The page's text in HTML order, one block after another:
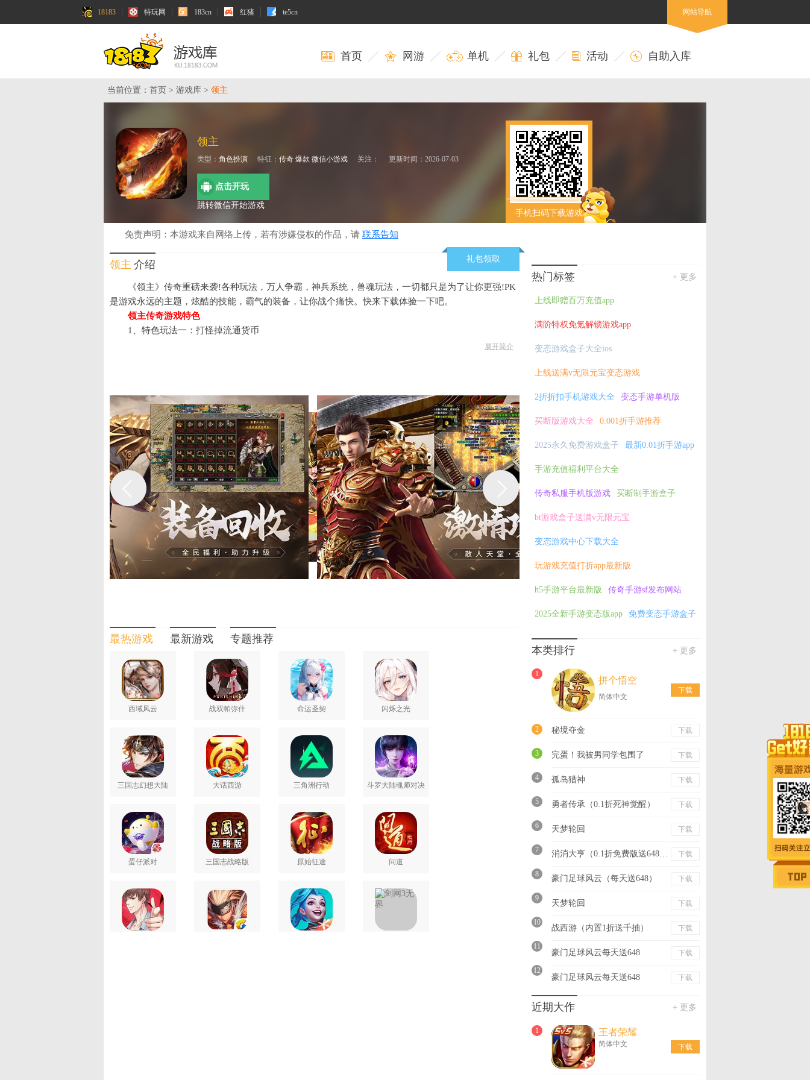
18183 特玩网 183cn 红猪 te5cn 网站导航
首页 网游 单机 礼包 活动 自助入库
当前位置： 首页 > 游戏库 > 领主
领主
类型： 角色扮演 特征： 传奇 爆款 微信小游戏 关注： 更新时间：2026-07-03
点击开玩
跳转微信开始游戏
手机扫码下载游戏
免责声明：本游戏来自网络上传，若有涉嫌侵权的作品，请 联系告知
礼包领取
领主 介绍
《领主》传奇重磅来袭!各种玩法，万人争霸，神兵系统，兽魂玩法，一切都只是为了让你更强!PK
是游戏永远的主题，炫酷的技能，霸气的装备，让你战个痛快。快来下载体验一下吧。
领主传奇游戏特色
1、特色玩法一：打怪掉流通货币
屠龙在手 血战到底舍我其谁
战法道经典三职业，自由切换战斗模式，单挑团战随心所欲，感受真正实打实的酣畅淋漓
复古画质 热血杀戮身临其境
高精技术打造，最复古的画面和最流畅的战斗体验。千人同屏，进退自如，炫酷技能，随你秀
无绑掉落 超大地图想战就战
无特殊戒指，更有大小秘境、随机夺宝、大乱斗等火爆活动，非R也能玩得好
狂暴神装 独步天下唯我独尊
轻松刷怪，无限制爆装，兄弟黄金套装齐聚，带你杀!杀!杀!
为您推荐：
h5小游戏在线玩 最热门手游下载 中国风手游下载 仙侠手游下载
FPS手游下载
武侠手游下载
展开简介
最热游戏 最新游戏 专题推荐
西域风云 战双帕弥什 命运圣契 闪烁之光
三国志幻想大陆 大话西游 三角洲行动 斗罗大陆魂师对决
蛋仔派对 三国志战略版 原始征途 问道
+ 更多
热门标签
上线即赠百万充值app
满阶特权免氪解锁游戏app
变态游戏盒子大全ios
上线送满v无限元宝变态游戏
2折折扣手机游戏大全 变态手游单机版
买断版游戏大全 0.001折手游推荐
2025永久免费游戏盒子 最新0.01折手游app
手游充值福利平台大全
传奇私服手机版游戏 买断制手游盒子
bt游戏盒子送满v无限元宝
变态游戏中心下载大全
玩游戏充值打折app最新版
h5手游平台最新版 传奇手游sf发布网站
2025全新手游变态版app 免费变态手游盒子
+ 更多
本类排行
1
拼个悟空
简体中文
下载
2 秘境夺金 下载
3 完蛋！我被男同学包围了 下载
4 孤岛猎神 下载
5 勇者传承（0.1折死神觉醒） 下载
6 天梦轮回 下载
7 消消大亨（0.1折免费版送6480） 下载
8 豪门足球风云（每天送648） 下载
9
天梦轮回 下载
10
战西游（内置1折送千抽） 下载
11
豪门足球风云每天送648 下载
12
豪门足球风云每天送648 下载
+ 更多
近期大作
1 王者荣耀
简体中文 下载